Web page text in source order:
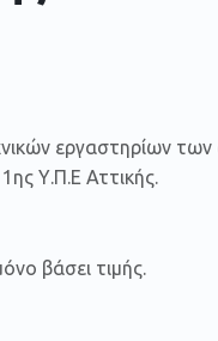
εργαστηρίων
Υ.Π.Ε Αττικής.
βάσει τιμής.